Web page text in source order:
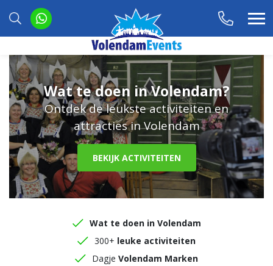
Wat te doen in Volendam?
Ontdek de leukste activiteiten en
attracties in Volendam
BEKIJK ACTIVITEITEN
Wat te doen in Volendam
300+ leuke activiteiten
Dagje Volendam Marken